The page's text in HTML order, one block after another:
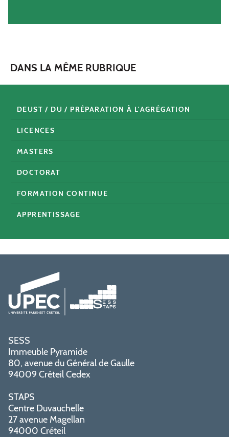
DANS LA MÊME RUBRIQUE
DEUST / DU / PRÉPARATION À L'AGRÉGATION
LICENCES
MASTERS
DOCTORAT
FORMATION CONTINUE
APPRENTISSAGE
SESS
Immeuble Pyramide
80, avenue du Général de Gaulle
94009 Créteil Cedex
STAPS
Centre Duvauchelle
27 avenue Magellan
94000 Créteil